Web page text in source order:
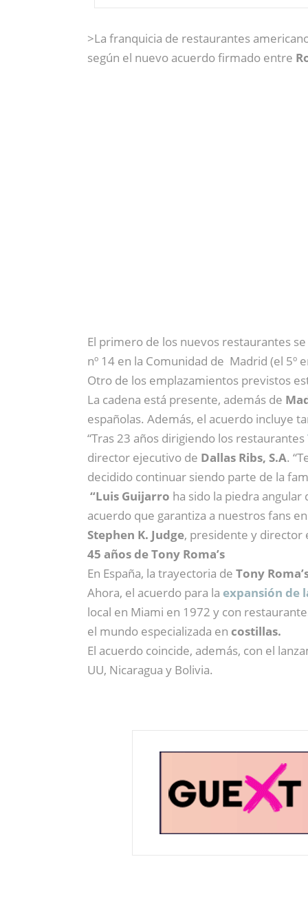
>La franquicia de restaurantes
según el nuevo acuerdo firmado entre
El primero de los nuevos restaurantes
nº 14 en la Comunidad de Madrid (el 5º
Otro de los emplazamientos previstos
La cadena está presente, además de
españolas. Además, el acuerdo incluye
“Tras 23 años dirigiendo los restaurantes
director ejecutivo de Dallas Ribs, S.A.
decidido continuar siendo parte de la
“Luis Guijarro ha sido la piedra
acuerdo que garantiza a nuestros fans
Stephen K. Judge, presidente y director
45 años de Tony Roma’s
En España, la trayectoria de Tony
Ahora, el acuerdo para la expansión de
local en Miami en 1972 y con
el mundo especializada en costillas.
El acuerdo coincide, además, con el
UU, Nicaragua y Bolivia.